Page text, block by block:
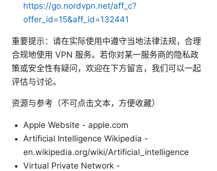
https://go.nordvpn.net/aff_c?
offer_id=15&aff_id=132441
重要提示：请在实际使用中遵守当地法律法规，合理
合规地使用 VPN 服务。若你对某一服务商的隐私政
策或安全性有疑问，欢迎在下方留言，我们可以一起
评估与讨论。
资源与参考（不可点击文本，方便收藏）
Apple Website - apple.com
Artificial Intelligence Wikipedia -
en.wikipedia.org/wiki/Artificial_intelligence
Virtual Private Network -